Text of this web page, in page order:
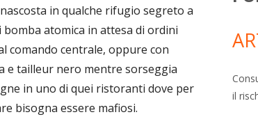
in qualche rifugio segreto a
bomba atomica in attesa di ordini
comando centrale, oppure con
e tailleur nero mentre sorseggia
in uno di quei ristoranti dove per
bisogna essere mafiosi.
il